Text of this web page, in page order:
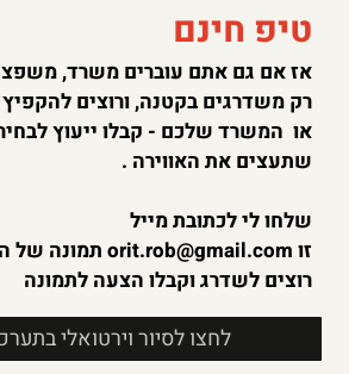
טיפ חינם
אז אם גם אתם עוברים משרד,
רק משדרגים בקטנה, ורוצים
או המשרד שלכם - קבלו ייעוץ
שתעצים את האווירה .
שלחו לי לכתובת מייל
זו orit.rob@gmail.com תמונה של
רוצים לשדרג וקבלו הצעה לתמונה
לחצו לסיור וירטואלי